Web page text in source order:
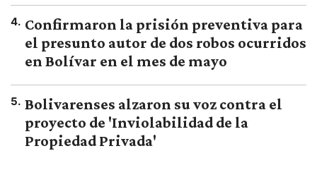
4. Confirmaron la prisión preventiva para
el presunto autor de dos robos ocurridos
en Bolívar en el mes de mayo
5. Bolivarenses alzaron su voz contra el
proyecto de 'Inviolabilidad de la
Propiedad Privada'